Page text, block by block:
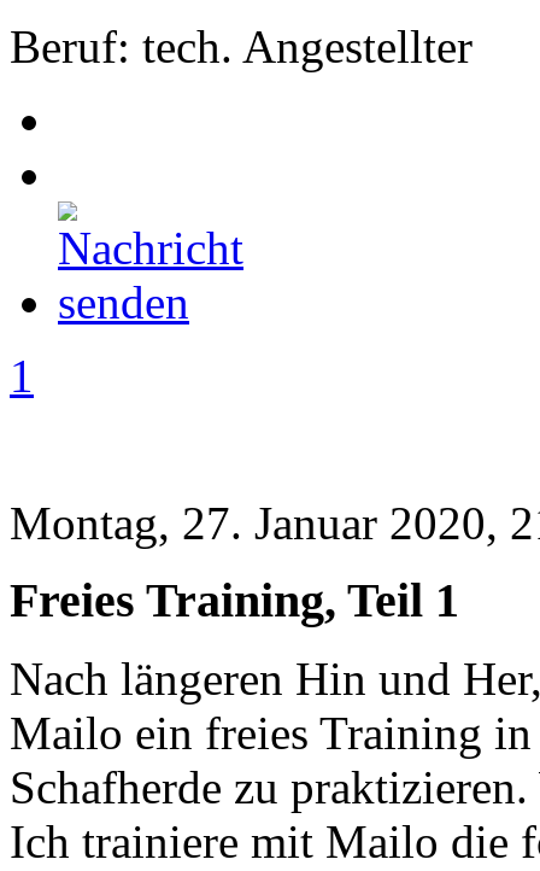
Beruf: tech. Angestellter
1
Montag, 27. Januar 2020,
Freies Training, Teil 1
Nach längeren Hin und
Mailo ein freies Training
Schafherde zu
Ich trainiere mit Mailo die